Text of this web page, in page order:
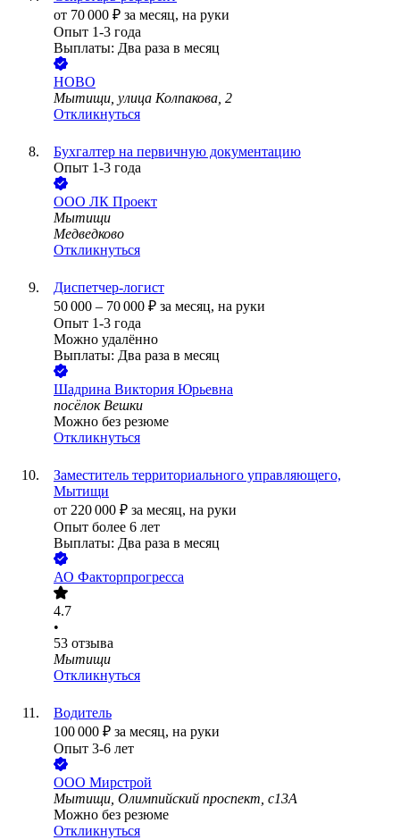
от 70 000 ₽ за месяц, на руки
Опыт 1-3 года
Выплаты: Два раза в месяц
НОВО
Мытищи, улица Колпакова, 2
Откликнуться
Бухгалтер на первичную документацию
Опыт 1-3 года
ООО ЛК Проект
Мытищи
Медведково
Откликнуться
Диспетчер-логист
50 000 – 70 000 ₽ за месяц, на руки
Опыт 1-3 года
Можно удалённо
Выплаты: Два раза в месяц
Шадрина Виктория Юрьевна
посёлок Вешки
Можно без резюме
Откликнуться
Заместитель территориального управляющего,
Мытищи
от 220 000 ₽ за месяц, на руки
Опыт более 6 лет
Выплаты: Два раза в месяц
АО Факторпрогресса
4.7
•
53 отзыва
Мытищи
Откликнуться
Водитель
100 000 ₽ за месяц, на руки
Опыт 3-6 лет
ООО Мирстрой
Мытищи, Олимпийский проспект, с13А
Можно без резюме
Откликнуться